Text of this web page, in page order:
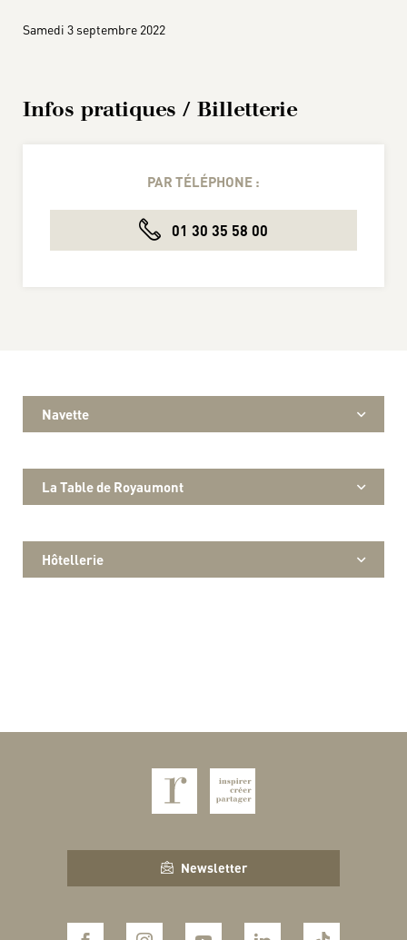
Samedi 3 septembre 2022
Infos pratiques / Billetterie
PAR TÉLÉPHONE :
01 30 35 58 00
Navette
La Table de Royaumont
Hôtellerie
Newsletter